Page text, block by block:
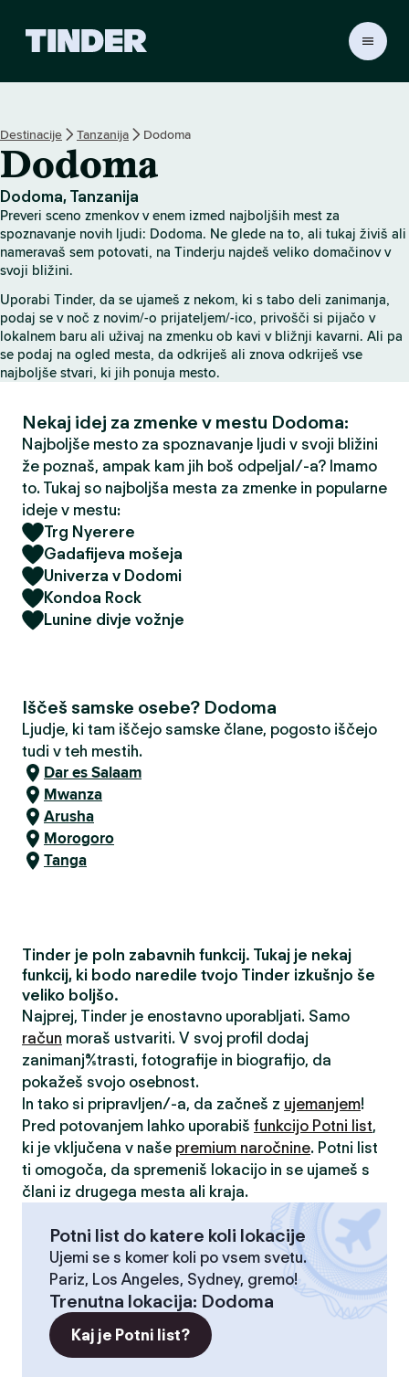
r
:
D
m
o
v
Destinacije Tanzanija Dodoma
Dodoma
Dodoma, Tanzanija
Preveri sceno zmenkov v enem izmed najboljših mest za
spoznavanje novih ljudi: Dodoma. Ne glede na to, ali tukaj živiš ali
nameravaš sem potovati, na Tinderju najdeš veliko domačinov v
svoji bližini.
Uporabi Tinder, da se ujameš z nekom, ki s tabo deli zanimanja,
podaj se v noč z novim/-o prijateljem/-ico, privošči si pijačo v
lokalnem baru ali uživaj na zmenku ob kavi v bližnji kavarni. Ali pa
se podaj na ogled mesta, da odkriješ ali znova odkriješ vse
najboljše stvari, ki jih ponuja mesto.
Nekaj idej za zmenke v mestu Dodoma:
Najboljše mesto za spoznavanje ljudi v svoji bližini
že poznaš, ampak kam jih boš odpeljal/-a? Imamo
to. Tukaj so najboljša mesta za zmenke in popularne
ideje v mestu:
Trg Nyerere
Gadafijeva mošeja
Univerza v Dodomi
Kondoa Rock
Lunine divje vožnje
Iščeš samske osebe? Dodoma
Ljudje, ki tam iščejo samske člane, pogosto iščejo
tudi v teh mestih.
Dar es Salaam
Mwanza
Arusha
Morogoro
Tanga
Tinder je poln zabavnih funkcij. Tukaj je nekaj
funkcij, ki bodo naredile tvojo Tinder izkušnjo še
veliko boljšo.
Najprej, Tinder je enostavno uporabljati. Samo
račun moraš ustvariti. V svoj profil dodaj
zanimanja/strasti, fotografije in biografijo, da
pokažeš svojo osebnost.
In tako si pripravljen/-a, da začneš z ujemanjem!
Pred potovanjem lahko uporabiš funkcijo Potni list,
ki je vključena v naše premium naročnine. Potni list
ti omogoča, da spremeniš lokacijo in se ujameš s
člani iz drugega mesta ali kraja.
Potni list do katere koli lokacije
Ujemi se s komer koli po vsem svetu.
Pariz, Los Angeles, Sydney, gremo!
Trenutna lokacija: Dodoma
Kaj je Potni list?